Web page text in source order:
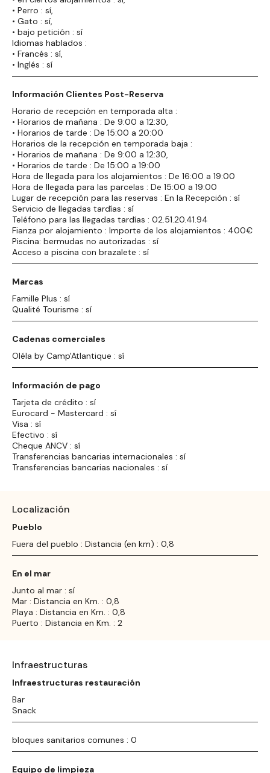
• Perro : sí,
• Gato : sí,
• bajo petición : sí
Idiomas hablados :
• Francés : sí,
• Inglés : sí
Información Clientes Post-Reserva
Horario de recepción en temporada alta :
• Horarios de mañana : De 9:00 a 12:30,
• Horarios de tarde : De 15:00 a 20:00
Horarios de la recepción en temporada baja :
• Horarios de mañana : De 9:00 a 12:30,
• Horarios de tarde : De 15:00 a 19:00
Hora de llegada para los alojamientos : De 16:00 a 19:00
Hora de llegada para las parcelas : De 15:00 a 19:00
Lugar de recepción para las reservas : En la Recepción : sí
Servicio de llegadas tardías : sí
Teléfono para las llegadas tardías : 02.51.20.41.94
Fianza por alojamiento : Importe de los alojamientos : 400€
Piscina: bermudas no autorizadas : sí
Acceso a piscina con brazalete : sí
Marcas
Famille Plus : sí
Qualité Tourisme : sí
Cadenas comerciales
Oléla by Camp'Atlantique : sí
Información de pago
Tarjeta de crédito : sí
Eurocard - Mastercard : sí
Visa : sí
Efectivo : sí
Cheque ANCV : sí
Transferencias bancarias internacionales : sí
Transferencias bancarias nacionales : sí
Localización
Pueblo
Fuera del pueblo : Distancia (en km) : 0,8
En el mar
Junto al mar : sí
Mar : Distancia en Km. : 0,8
Playa : Distancia en Km. : 0,8
Puerto : Distancia en Km. : 2
Infraestructuras
Infraestructuras restauración
Bar
Snack
bloques sanitarios comunes : 0
Equipo de limpieza